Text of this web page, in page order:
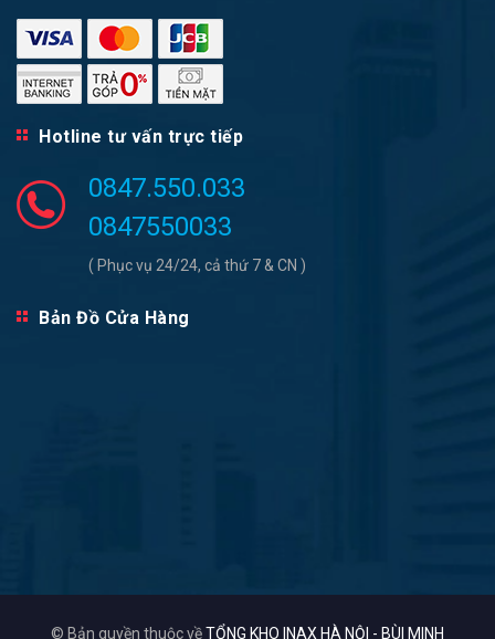
Hotline tư vấn trực tiếp
0847.550.033
0847550033
( Phục vụ 24/24, cả thứ 7 & CN )
Bản Đồ Cửa Hàng
© Bản quyền thuộc vềTỔNG KHO INAX HÀ NỘI - BÙI MINH